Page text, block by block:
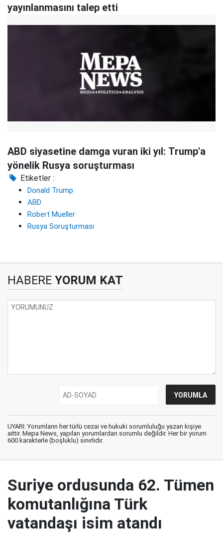
yayınlanmasını talep etti
ABD siyasetine damga vuran iki yıl: Trump'a
yönelik Rusya soruşturması
Etiketler :
Donald Trump
ABD
Robert Mueller
Rusya Soruşturması
HABERE YORUM KAT
UYARI: Yorumların her türlü cezai ve hukuki sorumluluğu yazan kişiye
aittir. Mepa News, yapılan yorumlardan sorumlu değildir. Her bir yorum
600 karakterle (boşluklu) sınırlıdır.
Suriye ordusunda 62. Tümen
komutanlığına Türk
vatandaşı isim atandı